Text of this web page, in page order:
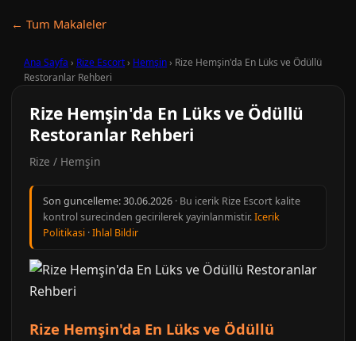
← Tum Makaleler
Ana Sayfa › Rize Escort› Hemşin› Rize Hemşin'da En Lüks ve Ödüllü
Restoranlar Rehberi
Rize Hemşin'da En Lüks ve Ödüllü
Restoranlar Rehberi
Rize / Hemşin
Son guncelleme:30.06.2026 · Bu icerik Rize Escort kalite
kontrol surecinden gecirilerek yayinlanmistir.Icerik
Politikasi ·Ihlal Bildir
Rize Hemşin'da En Lüks ve Ödüllü